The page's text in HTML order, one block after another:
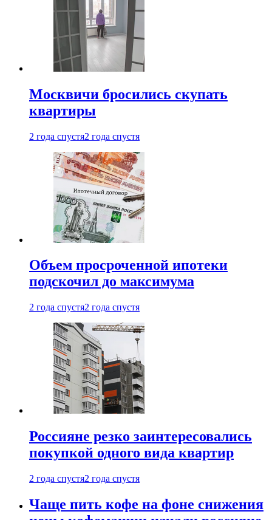
Москвичи бросились скупать
квартиры
2 года спустя2 года спустя
Объем просроченной ипотеки
подскочил до максимума
2 года спустя2 года спустя
Россияне резко заинтересовались
покупкой одного вида квартир
2 года спустя2 года спустя
Чаще пить кофе на фоне снижения